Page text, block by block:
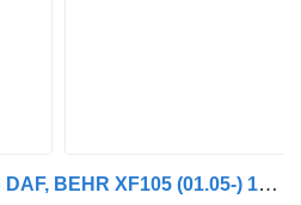
Flexible de climatisation DAF, BEHR XF105 (01.05-) 1697536 pour tracteur routier DAF XF95, XF105 (2001-2014)